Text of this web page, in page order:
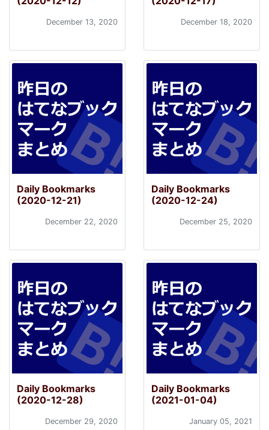
December 13, 2020 December 18, 2020
Daily Bookmarks
(2020-12-21)
December 22, 2020
Daily Bookmarks
(2020-12-24)
December 25, 2020
Daily Bookmarks
(2020-12-28)
December 29, 2020
Daily Bookmarks
(2021-01-04)
January 05, 2021